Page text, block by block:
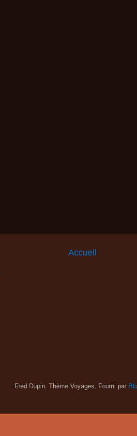
Accueil
Fred Dupin. Thème Voyages. Fourni par